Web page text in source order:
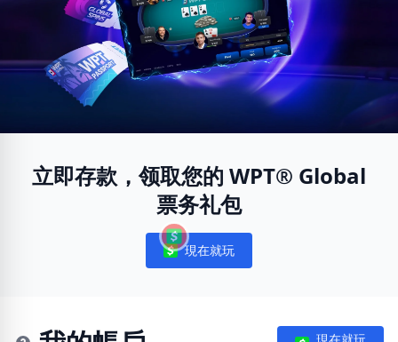
立即存款，领取您的 WPT® Global
票务礼包
Notifications
現在就玩
現在就玩